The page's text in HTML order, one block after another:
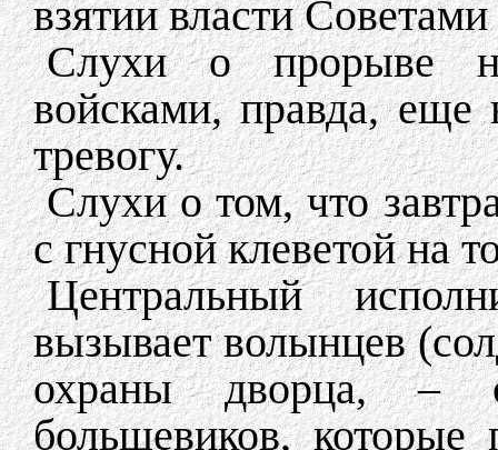
взятии власти
Слухи о прорыве
войсками, правда,
тревогу.
Слухи о том, что
с гнусной клеветой на
Центральный
вызывает волынцев
охраны дворца, –
большевиков,